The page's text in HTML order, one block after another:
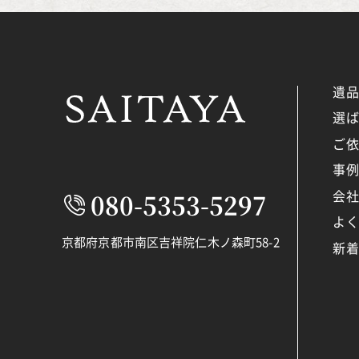
080-5353-5297
京都府京都市南区吉祥院仁木ノ森町58-2
遺
選
ご
事
会
よ
新